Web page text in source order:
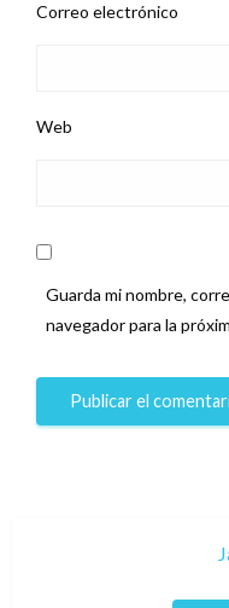
Correo electrónico
Web
Guarda mi nombre,
navegador para la